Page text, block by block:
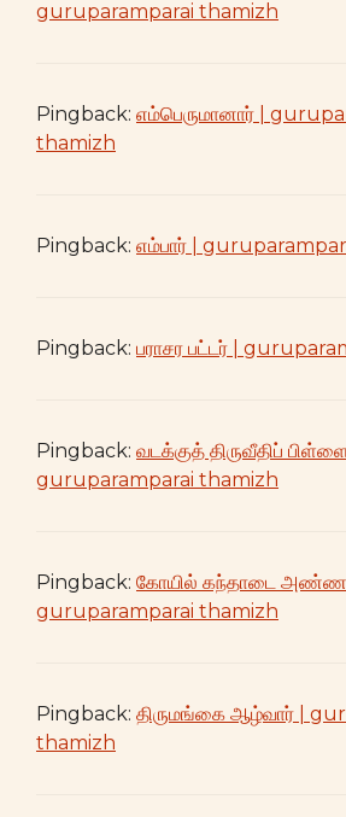
guruparamparai thamizh
Pingback: எம்பெருமானார் |
thamizh
Pingback: எம்பார் |
Pingback: பராசர பட்டர் |
Pingback: வடக்குத் திருவீதிப் பிள்ளை
guruparamparai thamizh
Pingback: கோயில் கந்தாடை
guruparamparai thamizh
Pingback: திருமங்கை ஆழ்வார் |
thamizh